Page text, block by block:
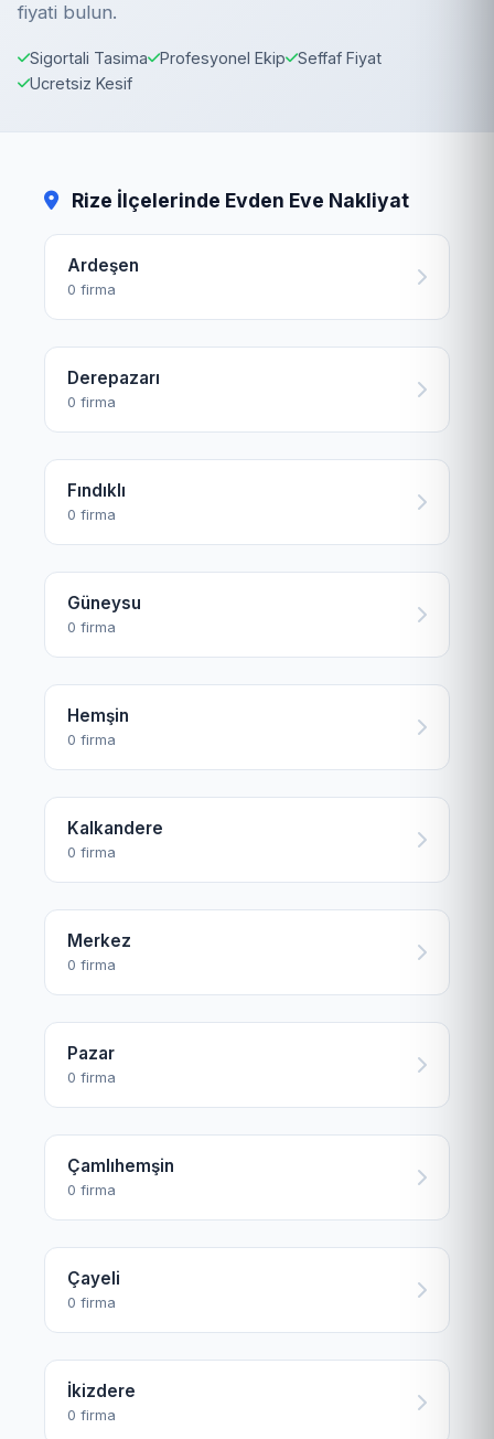
fiyati bulun.
Sigortali Tasima Profesyonel Ekip
Seffaf Fiyat
Ucretsiz Kesif
Rize İlçelerinde Evden Eve Nakliyat
Ardeşen
0 firma
Derepazarı
0 firma
Fındıklı
0 firma
Güneysu
0 firma
Hemşin
0 firma
Kalkandere
0 firma
Merkez
0 firma
Pazar
0 firma
Çamlıhemşin
0 firma
Çayeli
0 firma
İkizdere
0 firma